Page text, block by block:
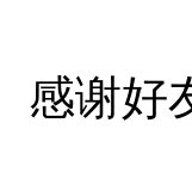
感谢好